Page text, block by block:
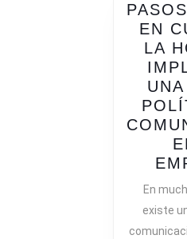
EN
LA
En
existe